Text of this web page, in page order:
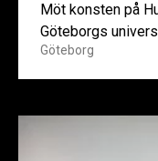
Möt konsten på
Göteborgs
Göteborg